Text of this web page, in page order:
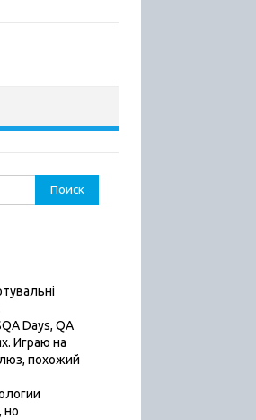
Days, QA
Играю на
похожий
но